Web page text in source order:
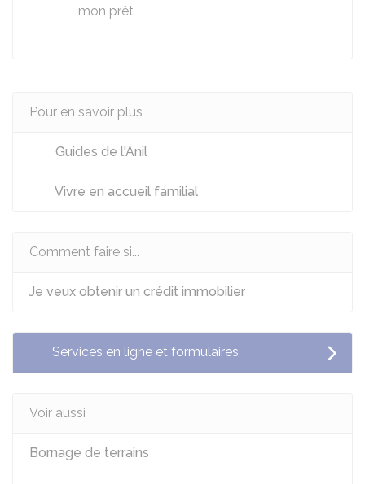
mon prêt
Pour en savoir plus
Guides de l'Anil
Vivre en accueil familial
Comment faire si...
Je veux obtenir un crédit immobilier
Services en ligne et formulaires
Voir aussi
Bornage de terrains